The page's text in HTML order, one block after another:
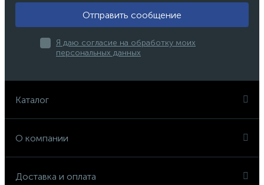
Отправить сообщение
Я даю согласие на обработку моих
персональных данных
Каталог
О компании
Доставка и оплата